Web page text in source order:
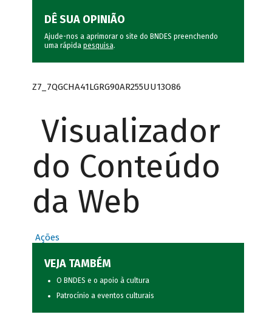
DÊ SUA OPINIÃO
Ajude-nos a aprimorar o site do BNDES preenchendo
uma rápida pesquisa.
Z7_7QGCHA41LGRG90AR255UU13O86
Visualizador
do Conteúdo
da Web
Ações
VEJA TAMBÉM
O BNDES e o apoio à cultura
Patrocínio a eventos culturais